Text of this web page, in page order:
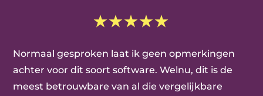
Normaal gesproken laat ik geen opmerkingen
achter voor dit soort software. Welnu, dit is de
meest betrouwbare van al die vergelijkbare